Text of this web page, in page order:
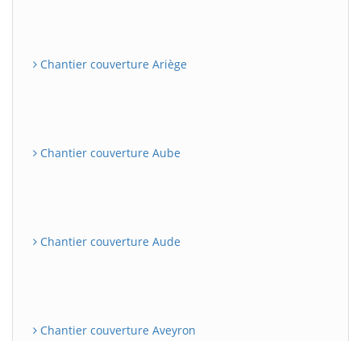
Chantier couverture Ariège
Chantier couverture Aube
Chantier couverture Aude
Chantier couverture Aveyron